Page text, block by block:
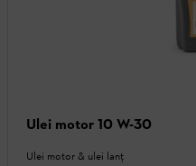
Ulei motor 10 W-30
Ulei motor & ulei lanţ